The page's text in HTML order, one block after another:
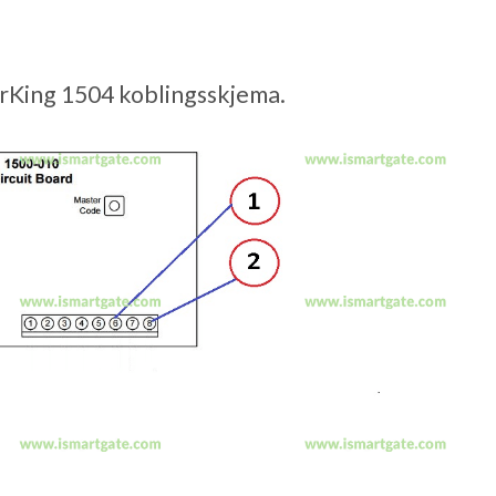
1504 koblingsskjema.